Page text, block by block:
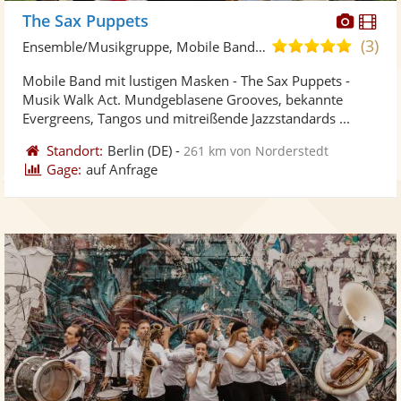
The Sax Puppets
5,0(3)
Ensemble/Musikgruppe, Mobile Band/Walking Act
Mobile Band mit lustigen Masken - The Sax Puppets -
Musik Walk Act. Mundgeblasene Grooves, bekannte
Evergreens, Tangos und mitreißende Jazzstandards ...
Standort: Berlin (DE) - 261 km von Norderstedt
Gage: auf Anfrage